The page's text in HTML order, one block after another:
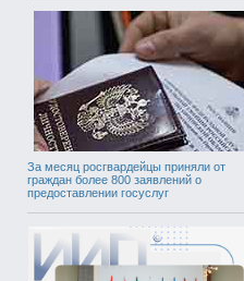
За месяц росгвардейцы приняли от
граждан более 800 заявлений о
предоставлении госуслуг